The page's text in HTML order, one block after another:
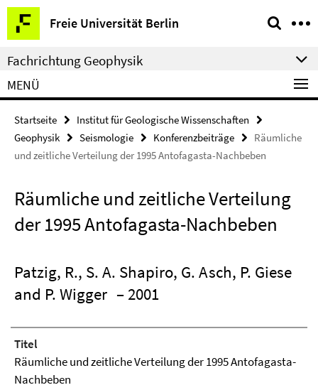
Springe
direkt
zu
Inhalt
Freie Universität Berlin
Service-
Navigation
Fachrichtung Geophysik
MENÜ
Startseite
Institut für Geologische Wissenschaften
Geophysik
Seismologie Konferenzbeiträge
Räumliche
und zeitliche Verteilung der 1995 Antofagasta-Nachbeben
Räumliche und zeitliche Verteilung
der 1995 Antofagasta-Nachbeben
Patzig, R., S. A. Shapiro, G. Asch, P. Giese
and P. Wigger – 2001
Titel
Räumliche und zeitliche Verteilung der 1995 Antofagasta-
Nachbeben